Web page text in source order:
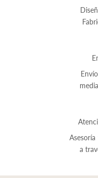
Envío
Asesoría
a